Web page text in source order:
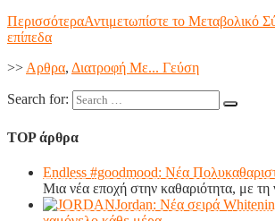
ΠερισσότεραΑντιμετωπίστε το Μεταβολικό
επίπεδα
>>Aρθρα, Διατροφή Με... Γεύση
Search for:
TOP άρθρα
Endless #goodmood: Νέα
Μια νέα εποχή στην καθαριότητα, με τη
Jordan: Νέα σειρά